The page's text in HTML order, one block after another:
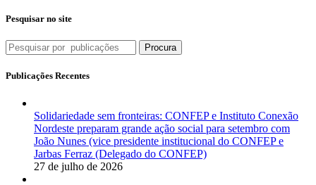
Pesquisar no site
Procura
Publicações Recentes
Solidariedade sem fronteiras: CONFEP e Instituto Conexão
Nordeste preparam grande ação social para setembro com
João Nunes (vice presidente institucional do CONFEP e
Jarbas Ferraz (Delegado do CONFEP)
27 de julho de 2026